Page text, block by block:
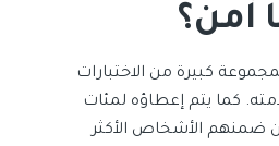
آمن؟
كبيرة من الاختبارات
كما يتم إعطاؤه لمئات
ضمنهم الأشخاص الأكثر